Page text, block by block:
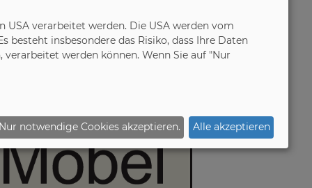
USA verarbeitet werden. Die USA werden vom
besteht insbesondere das Risiko, dass Ihre Daten
werden können. Wenn Sie auf "Nur
Nur notwendige Cookies akzeptieren. Alle akzeptieren